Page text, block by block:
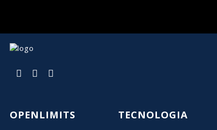
OPENLIMITS TECNOLOGIA